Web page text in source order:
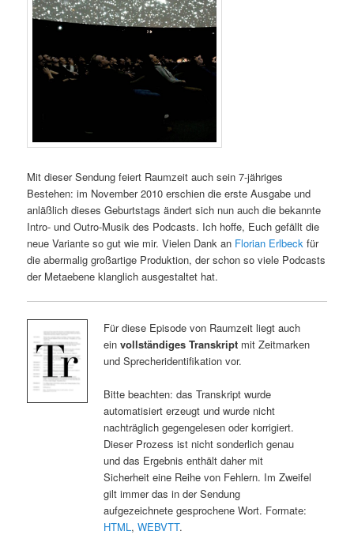
Mit dieser Sendung feiert Raumzeit auch sein 7-jähriges
Bestehen: im November 2010 erschien die erste Ausgabe und
anläßlich dieses Geburtstags ändert sich nun auch die bekannte
Intro- und Outro-Musik des Podcasts. Ich hoffe, Euch gefällt die
neue Variante so gut wie mir. Vielen Dank an Florian Erlbeck für
die abermalig großartige Produktion, der schon so viele Podcasts
der Metaebene klanglich ausgestaltet hat.
Für diese Episode von Raumzeit liegt auch
ein vollständiges Transkriptmit Zeitmarken
und Sprecheridentifikation vor.
Bitte beachten: das Transkript wurde
automatisiert erzeugt und wurde nicht
nachträglich gegengelesen oder korrigiert.
Dieser Prozess ist nicht sonderlich genau
und das Ergebnis enthält daher mit
Sicherheit eine Reihe von Fehlern. Im Zweifel
gilt immer das in der Sendung
aufgezeichnete gesprochene Wort. Formate:
HTML , WEBVTT.